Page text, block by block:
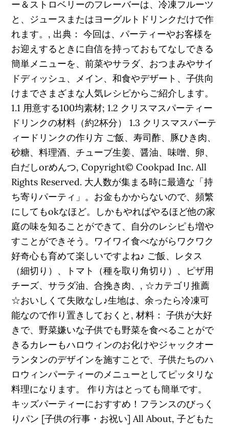
ー＆ストロベリーのフレーバーは、冷凍フルーツ
と、ジュースまたはヨーグルトドリンクだけで作
れます。, 出典： 今回は、パーティーやお客様を
お迎えするときに自信を持っておもてなしできる
簡単メニューを、前菜やサラダ、おつまみやサイ
ドディッシュ、メイン、和食やデザート、子供向
けまでさまざまな人気レシピからご紹介します。
1.1 用意する100均素材; 1.2 クリスマスパーティー
ドリンクの材料（約2杯分） 1.3 クリスマスパーテ
ィードリンクの作り方 ご飯、寿司酢、豚ひき肉、
砂糖、料理酒、チューブ生姜、醤油、味噌、卵、
白だしorめんつ, Copyright© Cookpad Inc. All
Rights Reserved. 大人数が集まる時に最適な「持
ち寄りパーティ」。お金もかからないので、頻繁
にしてもokなほど。しかもやればやるほど他の家
庭の味を知ることができて、自分のレシピも増や
すことができそう。ワイワイ食べながらワクワク
好奇心も育めて楽しいですよね♪ ご飯、レタス
（細切り）、トマト（種を取り角切り）、ピザ用
チーズ、サラダ油、合挽き肉、, ☆カテゴリ推薦
☆おいしくて失敗なし♪生地は、余ったら冷凍可
能なので作り置きしておくと, 材料： 子供が大好
きで、野菜嫌いな子供でも野菜を食べることがで
きるカレーもハロウィンのお化けやジャックオー
ランタンのデザインを施すことで、子供たちのハ
ロウィンパーティーのメニューとしてピッタリな
料理になります。 作り方はとっても簡単です。
キッズパーティーにおすすめ！フランスのびっく
りパン [子供の行事・お祝い] All About, 子どもた